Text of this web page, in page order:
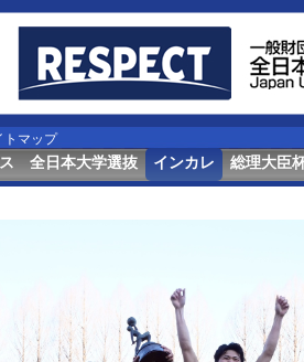
トマップ
全日本大学選抜 インカレ 総理大臣